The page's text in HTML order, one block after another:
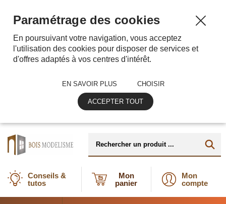
Conseils &
tutos
Mon
panier
Mon
compte
Paramétrage des cookies
En poursuivant votre navigation, vous acceptez
l'utilisation des cookies pour disposer de services et
d'offres adaptés à vos centres d'intérêt.
EN SAVOIR PLUS CHOISIR
ACCEPTER TOUT